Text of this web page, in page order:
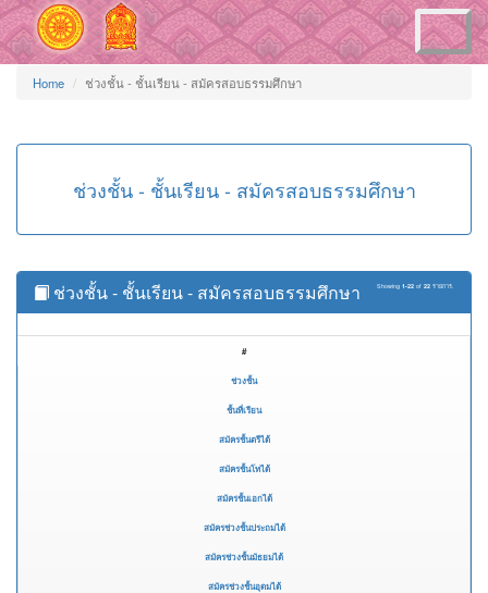
Toggle
navigation
Home ช่วงชั้น - ชั้นเรียน - สมัครสอบธรรมศึกษา
ช่วงชั้น - ชั้นเรียน - สมัครสอบธรรมศึกษา
Showing 1-22 of 22 รายการ.
ช่วงชั้น - ชั้นเรียน - สมัครสอบธรรมศึกษา
#
ช่วงชั้น
ชั้นที่เรียน
สมัครชั้นตรีได้
สมัครชั้นโทได้
สมัครชั้นเอกได้
สมัครช่วงชั้นประถมได้
สมัครช่วงชั้นมัธยมได้
สมัครช่วงชั้นอุดมได้